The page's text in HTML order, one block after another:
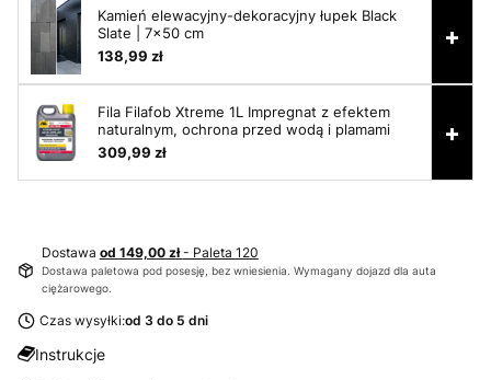
Kamień elewacyjny-dekoracyjny łupek Black
Slate | 7x50 cm
138,99 zł
+
Fila Filafob Xtreme 1L Impregnat z efektem
naturalnym, ochrona przed wodą i plamami
309,99 zł
+
Dostawa od 149,00 zł- Paleta 120
Dostawa paletowa pod posesję, bez wniesienia. Wymagany dojazd dla auta
ciężarowego.
Czas wysyłki:od 3 do 5 dni
Instrukcje